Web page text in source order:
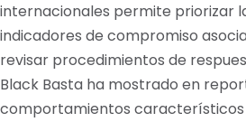
internacionales permite priorizar
indicadores de compromiso
revisar procedimientos de
Black Basta ha mostrado en
comportamientos característicos